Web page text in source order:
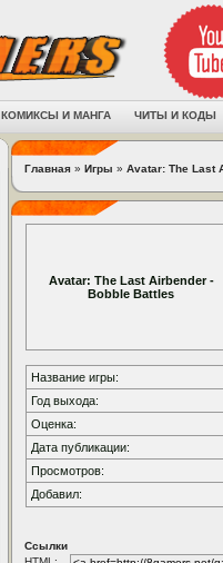
КОМИКСЫ И МАНГА ЧИТЫ И КОДЫ
Главная » Игры » Avatar: The Last
Avatar: The Last Airbender -
Bobble Battles
Название игры:
Год выхода:
Оценка:
Дата публикации:
Просмотров:
Добавил:
Ссылки